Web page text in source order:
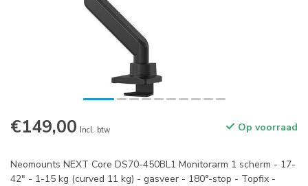
€149,00 Incl. btw Op voorraad
Neomounts NEXT Core DS70-450BL1 Monitorarm 1 scherm - 17-
42" - 1-15 kg (curved 11 kg) - gasveer - 180°-stop - Topfix -